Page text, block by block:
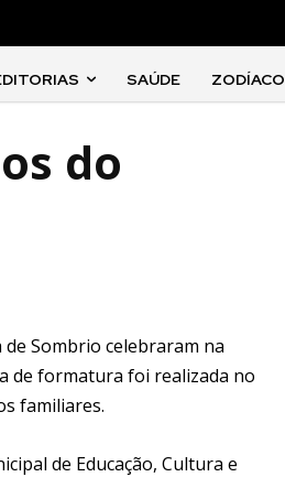
SAÚDE ZODÍACO
do
de Sombrio celebraram na
de formatura foi realizada no
familiares.
de Educação, Cultura e